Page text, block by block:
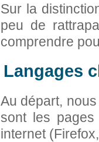
Sur la
peu de
comprendre
Langages
Au départ,
sont les
internet